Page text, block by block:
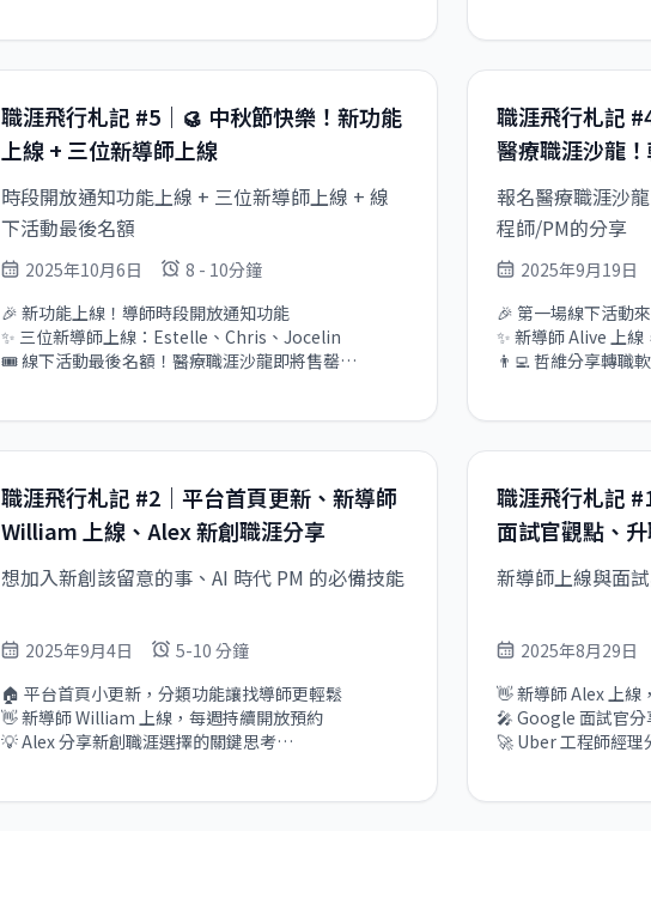
職涯飛行札記 #5｜🥮 中秋節快樂！新功能
上線 + 三位新導師上線
時段開放通知功能上線 + 三位新導師上線 + 線
下活動最後名額
2025年10月6日
8 - 10分鐘
🎉 新功能上線！導師時段開放通知功能
✨ 三位新導師上線：Estelle、Chris、Jocelin
🎟 線下活動最後名額！醫療職涯沙龍即將售罄
職涯飛行札記
醫療職涯沙龍
分享
報名醫療職涯沙
程師/PM的分享
2025年9月19日
🎉 第一場線下活動
✨ 新導師 Alive 上
👨‍💻 哲維分享轉職
職涯飛行札記 #2｜平台首頁更新、新導師
William 上線、Alex 新創職涯分享
想加入新創該留意的事、AI 時代 PM 的必備技能
2025年9月4日
5-10 分鐘
🏠 平台首頁小更新，分類功能讓找導師更輕鬆
👋 新導師 William 上線，每週持續開放預約
💡 Alex 分享新創職涯選擇的關鍵思考
職涯飛行札記
面試官觀點、
新導師上線與面
2025年8月29日
👋 新導師 Alex 上線
🎤 Google 面試官分
🚀 Uber 工程師經